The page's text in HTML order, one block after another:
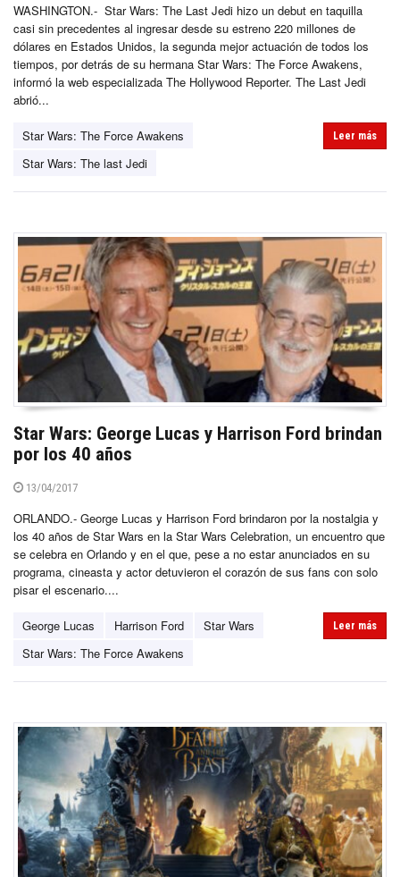
WASHINGTON.- Star Wars: The Last Jedi hizo un debut en taquilla
casi sin precedentes al ingresar desde su estreno 220 millones de
dólares en Estados Unidos, la segunda mejor actuación de todos los
tiempos, por detrás de su hermana Star Wars: The Force Awakens,
informó la web especializada The Hollywood Reporter. The Last Jedi
abrió...
Star Wars: The Force Awakens
Star Wars: The last Jedi
Leer más
Star Wars: George Lucas y Harrison Ford brindan
por los 40 años
13/04/2017
ORLANDO.- George Lucas y Harrison Ford brindaron por la nostalgia y
los 40 años de Star Wars en la Star Wars Celebration, un encuentro que
se celebra en Orlando y en el que, pese a no estar anunciados en su
programa, cineasta y actor detuvieron el corazón de sus fans con solo
pisar el escenario....
George Lucas Harrison Ford
Star Wars
Star Wars: The Force Awakens
Leer más